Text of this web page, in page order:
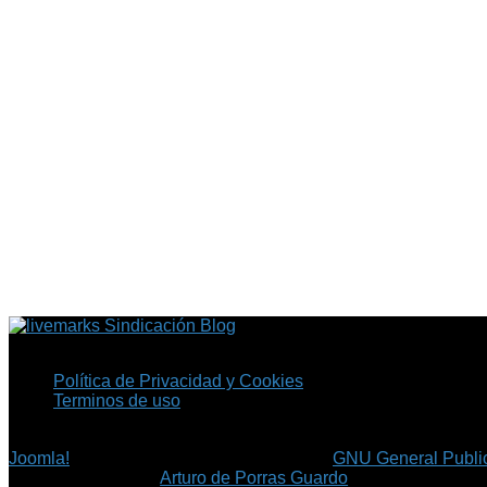
Sindicación Blog
Política de Privacidad y Cookies
Terminos de uso
Joomla!
GNU General
©Arturo de Porras Guardo